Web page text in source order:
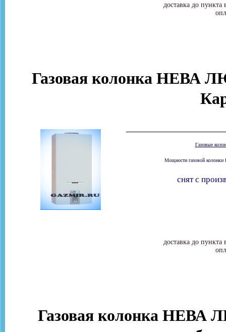
доставка до
Газовая колонка НЕВА
Газовые
Мощности газовой
доставка до
снят с
Газовая колонка НЕВА